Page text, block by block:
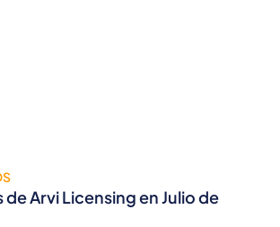
Arvi Licensing en Julio de